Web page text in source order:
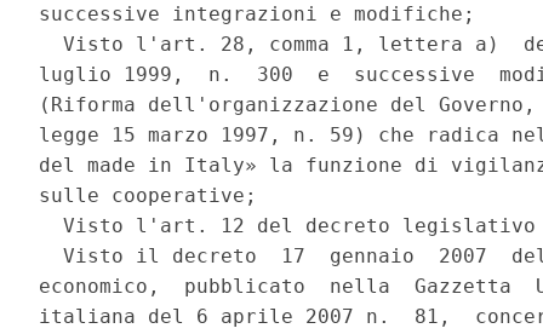
successive integrazioni e modifiche;
Visto l'art. 28, comma 1, lettera a)
luglio 1999,  n.  300  e  successive
(Riforma dell'organizzazione del
legge 15 marzo 1997, n. 59) che radica
del made in Italy» la funzione di
sulle cooperative;
Visto l'art. 12 del decreto
Visto il decreto  17  gennaio  2007
economico,  pubblicato  nella  Gazzetta
italiana del 6 aprile 2007 n.  81,